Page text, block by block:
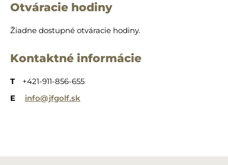
Otváracie hodiny
Žiadne dostupné otváracie hodiny.
Kontaktné informácie
T
+421-911-856-655
E
info@jfgolf.sk